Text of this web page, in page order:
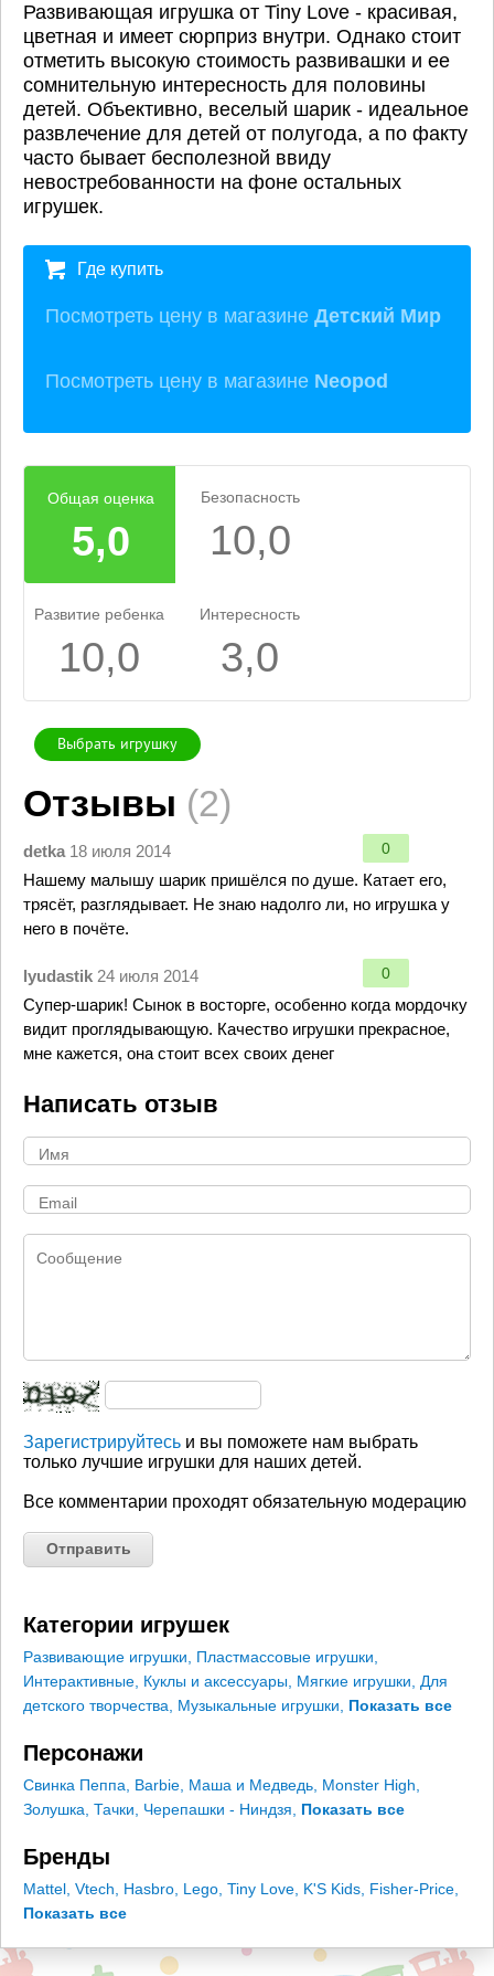
Развивающая игрушка от Tiny Love - красивая,
цветная и имеет сюрприз внутри. Однако стоит
отметить высокую стоимость развивашки и ее
сомнительную интересность для половины
детей. Объективно, веселый шарик - идеальное
развлечение для детей от полугода, а по факту
часто бывает бесполезной ввиду
невостребованности на фоне остальных
игрушек.
Где купить
Посмотреть цену в магазине Детский Мир
Посмотреть цену в магазине Neopod
Общая оценка
5,0
Безопасность
10,0
Развитие ребенка
10,0
Интересность
3,0
Выбрать игрушку
Отзывы (2)
detka 18 июля 2014 0
Нашему малышу шарик пришёлся по душе. Катает его,
трясёт, разглядывает. Не знаю надолго ли, но игрушка у
него в почёте.
lyudastik 24 июля 2014 0
Супер-шарик! Сынок в восторге, особенно когда мордочку
видит проглядывающую. Качество игрушки прекрасное,
мне кажется, она стоит всех своих денег
Написать отзыв
Зарегистрируйтесь и вы поможете нам выбрать
только лучшие игрушки для наших детей.
Все комментарии проходят обязательную модерацию
Категории игрушек
Развивающие игрушки Пластмассовые игрушки
Интерактивные Куклы и аксессуары Мягкие игрушки
Для
детского творчества
Музыкальные игрушки Показать все
Персонажи
Свинка Пеппа Barbie Маша и Медведь Monster High
Золушка Тачки Черепашки - Ниндзя Показать все
Бренды
Mattel Vtech Hasbro Lego Tiny Love K'S Kids Fisher-Price
Показать все